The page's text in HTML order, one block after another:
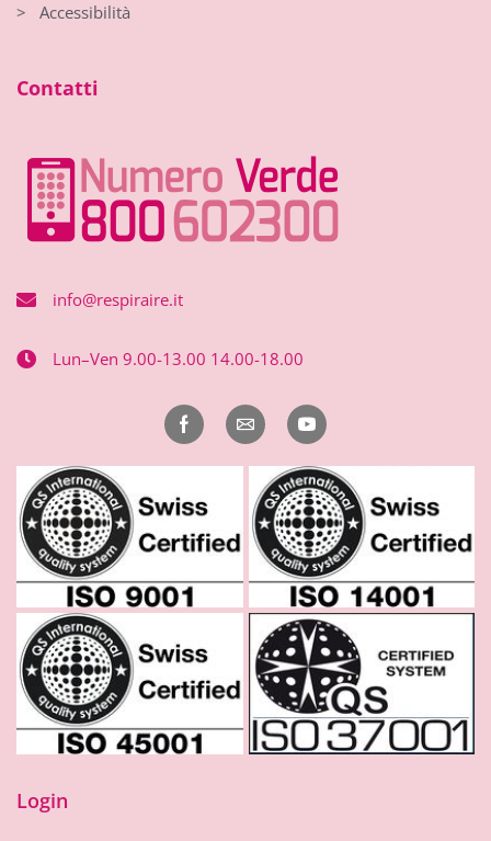
> Accessibilità
Contatti
info@respiraire.it
Lun–Ven 9.00-13.00 14.00-18.00
Login